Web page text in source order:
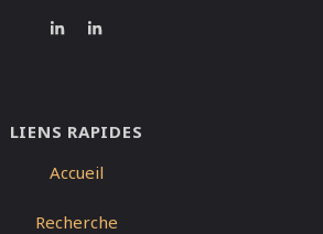
LIENS RAPIDES
Accueil
Recherche